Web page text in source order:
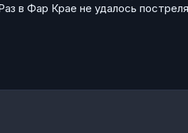
в Фар Крае не удалось